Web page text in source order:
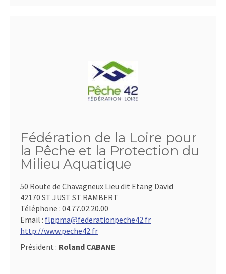
Fédération de la Loire pour
la Pêche et la Protection du
Milieu Aquatique
50 Route de Chavagneux Lieu dit Etang David
42170 ST JUST ST RAMBERT
Téléphone : 04.77.02.20.00
Email : flppma@federationpeche42.fr
http://www.peche42.fr
Président : Roland CABANE